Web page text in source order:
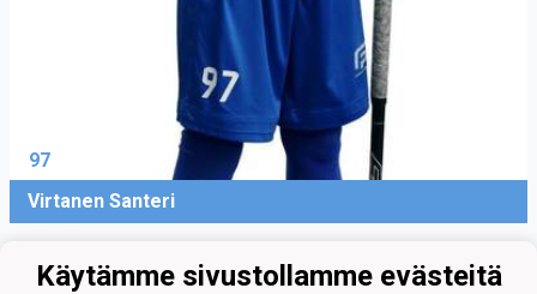
97
Virtanen Santeri
Maalivahti
Käytämme sivustollamme evästeitä